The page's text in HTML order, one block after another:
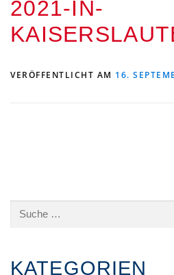
2021-IN-
VERÖFFENTLICHT AM 16.
Suche
KATEGORIEN